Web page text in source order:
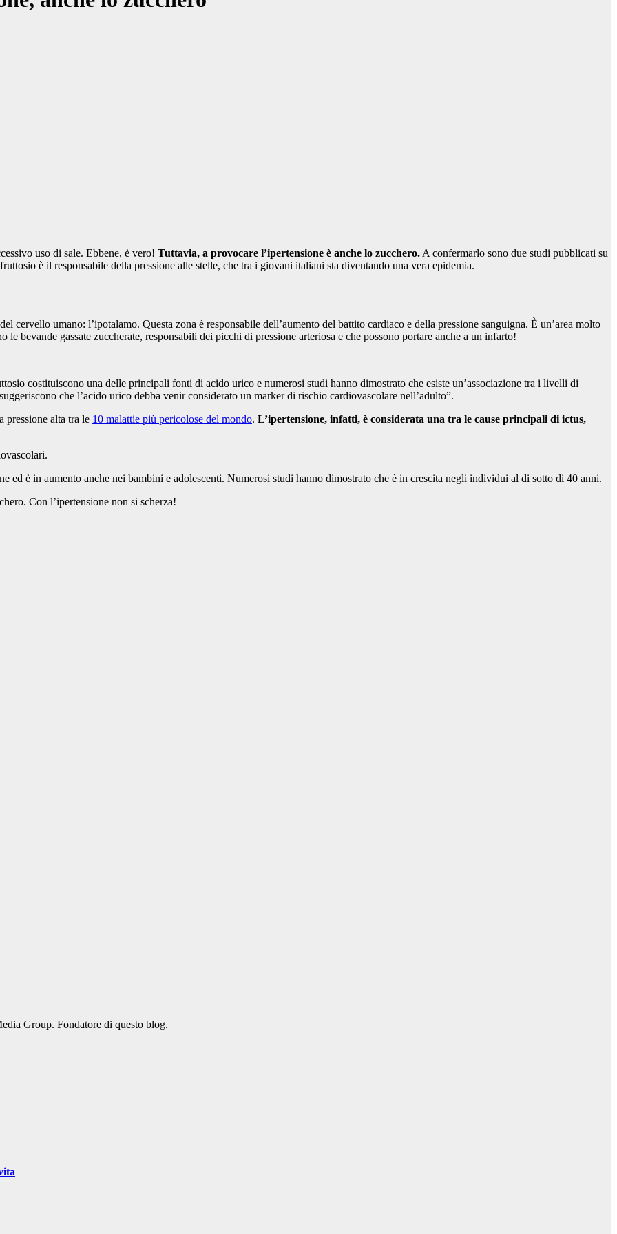
uso di sale. Ebbene, è vero! Tuttavia, a provocare l’ipertensione è anche lo zucchero.A confermarlo sono due studi pubblicati su
è il responsabile della pressione alle stelle, che tra i giovani italiani sta diventando una vera epidemia.
cervello umano: l’ipotalamo. Questa zona è responsabile dell’aumento del battito cardiaco e della pressione sanguigna. È un’area molto
le bevande gassate zuccherate, responsabili dei picchi di pressione arteriosa e che possono portare anche a un infarto!
costituiscono una delle principali fonti di acido urico e numerosi studi hanno dimostrato che esiste un’associazione tra i livelli di
che l’acido urico debba venir considerato un marker di rischio cardiovascolare nell’adulto”.
pressione alta tra le 10 malattie più pericolose del mondo. L’ipertensione, infatti, è considerata una tra le cause principali di ictus,
ed è in aumento anche nei bambini e adolescenti. Numerosi studi hanno dimostrato che è in crescita negli individui al di sotto di 40 anni.
Con l’ipertensione non si scherza!
Group. Fondatore di questo blog.